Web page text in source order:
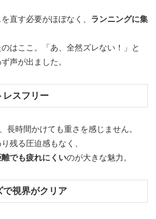
直す必要がほぼなく、 ランニングに集
はここ。「あ、全然ズレない！」と
声が出ました。
スフリー
長時間かけても重さを感じません。
残る圧迫感もなく、
でも疲れにくいのが大きな魅力。
視界がクリア